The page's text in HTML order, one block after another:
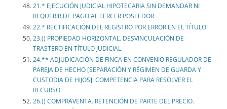
21.* EJECUCIÓN JUDICIAL HIPOTECARIA SIN DEMANDAR NI
REQUERIR DE PAGO AL TERCER POSEEDOR
22.* RECTIFICACIÓN DEL REGISTRO POR ERROR EN EL TÍTULO
23.() PROPIEDAD HORIZONTAL. DESVINCULACIÓN DE
TRASTERO EN TÍTULO JUDICIAL.
24.** ADJUDICACIÓN DE FINCA EN CONVENIO REGULADOR DE
PAREJA DE HECHO [SEPARACIÓN Y RÉGIMEN DE GUARDA Y
CUSTODIA DE HIJOS]. COMPETENCIA PARA RESOLVER EL
RECURSO
26.() COMPRAVENTA. RETENCIÓN DE PARTE DEL PRECIO.